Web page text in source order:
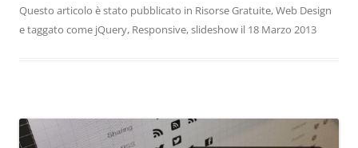
Questo articolo è stato pubblicato in Risorse Gratuite,Web Design
e taggato come jQuery, Responsive,slideshow il 18 Marzo 2013